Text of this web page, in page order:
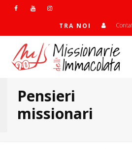
TRA NOI
Pensieri
missionari